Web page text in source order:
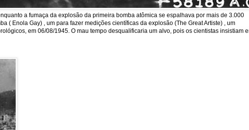
a fumaça da explosão da primeira bomba atômica se espalhava por mais de 3.000
( Enola Gay) , um para fazer medições científicas da explosão (The Great Artiste) , um
em 06/08/1945. O mau tempo desqualificaria um alvo, pois os cientistas insistiam